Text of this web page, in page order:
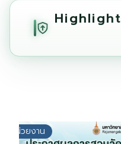
Highlight
หน่วยงาน